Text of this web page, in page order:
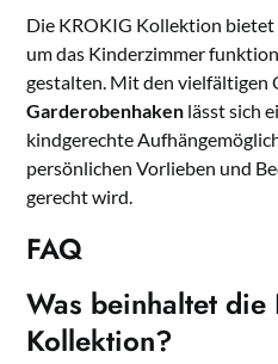
Die KROKIG Kollektion bietet
um das Kinderzimmer
gestalten. Mit den vielfältigen
Garderobenhaken lässt sich
kindgerechte
persönlichen Vorlieben und
gerecht wird.
FAQ
Was beinhaltet die
Kollektion?